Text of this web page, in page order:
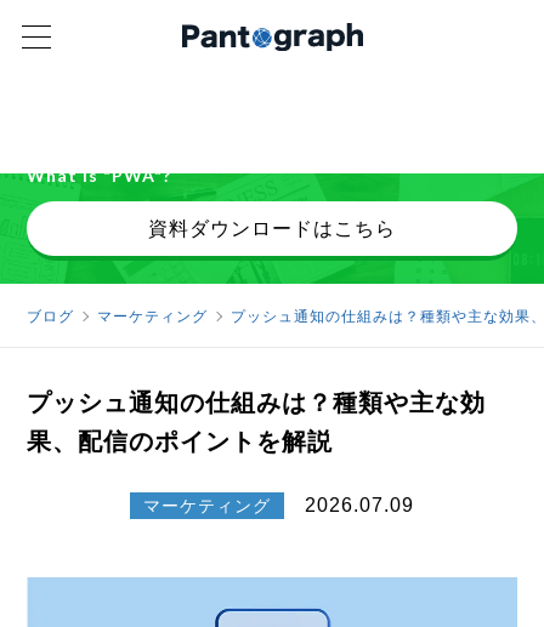
What is "PWA"?
資料ダウンロードはこちら
ブログ マーケティング プッシュ通知の仕組みは？種類や主な効果
プッシュ通知の仕組みは？種類や主な効
果、配信のポイントを解説
マーケティング 2026.07.09